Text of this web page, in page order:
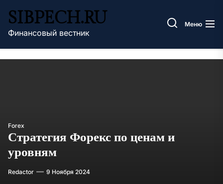
содержимому
SIBPECH.RU
Финансовый вестник
Меню
Forex
Стратегия Форекс по ценам и
уровням
Redactor 9 Ноября 2024